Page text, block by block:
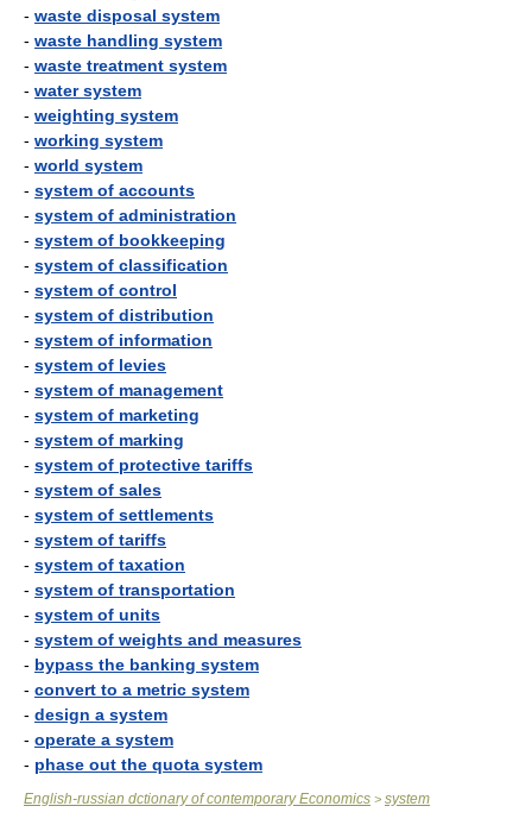
- waste disposal system
- waste handling system
- waste treatment system
- water system
- weighting system
- working system
- world system
- system of accounts
- system of administration
- system of bookkeeping
- system of classification
- system of control
- system of distribution
- system of information
- system of levies
- system of management
- system of marketing
- system of marking
- system of protective tariffs
- system of sales
- system of settlements
- system of tariffs
- system of taxation
- system of transportation
- system of units
- system of weights and measures
- bypass the banking system
- convert to a metric system
- design a system
- operate a system
- phase out the quota system
English-russian dctionary of contemporary Economics > system